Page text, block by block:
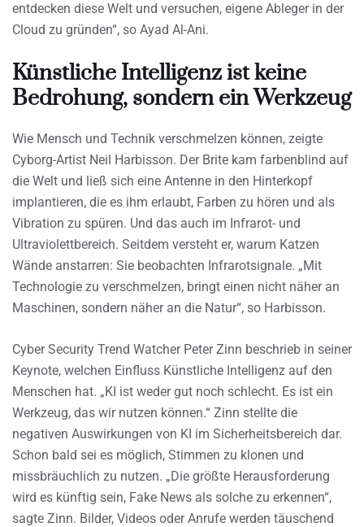
entdecken diese Welt und versuchen, eigene Ableger in der
Cloud zu gründen“, so Ayad Al-Ani.
Künstliche Intelligenz ist keine
Bedrohung, sondern ein Werkzeug
Wie Mensch und Technik verschmelzen können, zeigte
Cyborg-Artist Neil Harbisson. Der Brite kam farbenblind auf
die Welt und ließ sich eine Antenne in den Hinterkopf
implantieren, die es ihm erlaubt, Farben zu hören und als
Vibration zu spüren. Und das auch im Infrarot- und
Ultraviolettbereich. Seitdem versteht er, warum Katzen
Wände anstarren: Sie beobachten Infrarotsignale. „Mit
Technologie zu verschmelzen, bringt einen nicht näher an
Maschinen, sondern näher an die Natur“, so Harbisson.
Cyber Security Trend Watcher Peter Zinn beschrieb in seiner
Keynote, welchen Einfluss Künstliche Intelligenz auf den
Menschen hat. „KI ist weder gut noch schlecht. Es ist ein
Werkzeug, das wir nutzen können.“ Zinn stellte die
negativen Auswirkungen von KI im Sicherheitsbereich dar.
Schon bald sei es möglich, Stimmen zu klonen und
missbräuchlich zu nutzen. „Die größte Herausforderung
wird es künftig sein, Fake News als solche zu erkennen“,
sagte Zinn. Bilder, Videos oder Anrufe werden täuschend